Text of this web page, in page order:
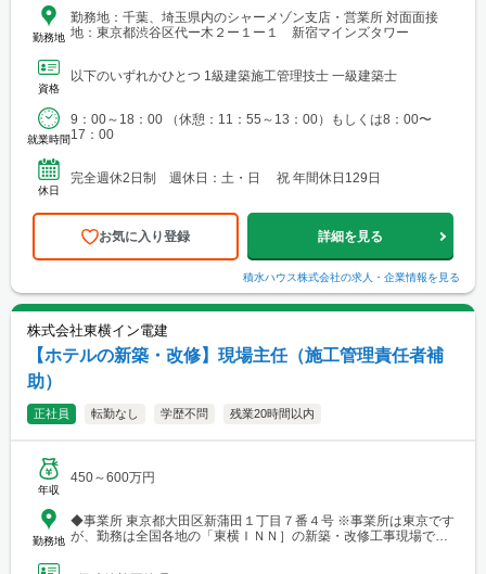
勤務地
勤務地：千葉、埼玉県内のシャーメゾン支店・営業所 対面面接
地：東京都渋谷区代ー木２ー１ー１ 新宿マインズタワー
資格
以下のいずれかひとつ 1級建築施工管理技士 一級建築士
就業時間
9：00～18：00 （休憩：11：55～13：00）もしくは8：00〜
17：00
休日
完全週休2日制 週休日：土・日 祝 年間休日129日
お気に入り登録 詳細を見る
積水ハウス株式会社の求人・企業情報を見る
株式会社東横イン電建
【ホテルの新築・改修】現場主任（施工管理責任者補
助）
正社員 転勤なし 学歴不問 残業20時間以内
年収
450～600万円
勤務地
◆事業所 東京都大田区新蒲田１丁目７番４号 ※事業所は東京です
が、勤務は全国各地の「東横ＩＮＮ］の新築・改修工事現場で